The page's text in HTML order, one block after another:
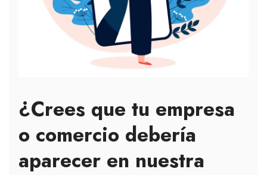
¿Crees que tu empresa
o comercio debería
aparecer en nuestra